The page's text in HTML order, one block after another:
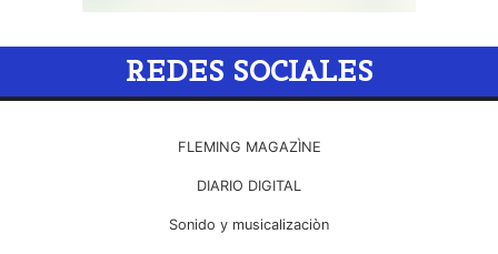
REDES SOCIALES
FLEMING MAGAZÌNE
DIARIO DIGITAL
Sonido y musicalizaciòn